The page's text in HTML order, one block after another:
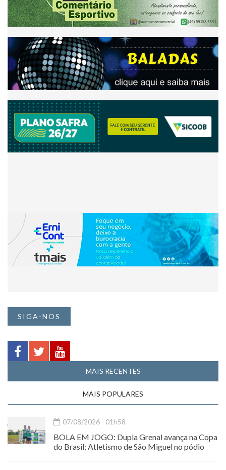
SIGA-NOS
MAIS RECENTES
MAIS POPULARES
07/08/2026 - 01h58
BOLA EM JOGO: Dupla Grenal avança na Copa
do Brasil; Atletismo de São Miguel no pódio